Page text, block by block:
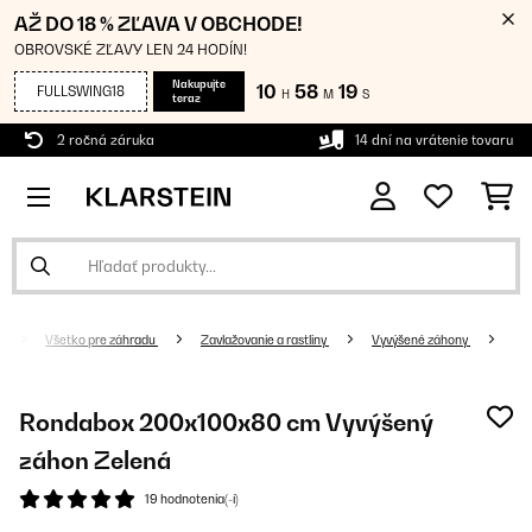
AŽ DO 18 % ZĽAVA V OBCHODE!
OBROVSKÉ ZĽAVY LEN 24 HODÍN!
FULLSWING18
Nakupujte
teraz
10 H 58 M 18 S
2 ročná záruka 14 dní na vrátenie tovaru
Všetko pre záhradu Zavlažovanie a rastliny Vyvýšené záhony
Rondabox 200x100x80 cm Vyvýšený
záhon Zelená
19 hodnotenia(-í)